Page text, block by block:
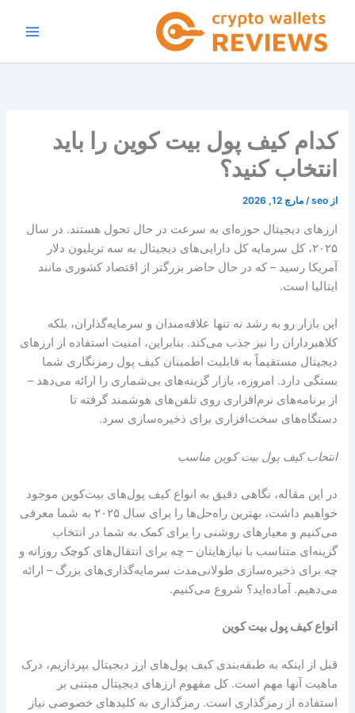
کدام کیف پول بیت کوین را باید
انتخاب کنید؟
ازseo
/مارچ 12, 2026
ارزهای دیجیتال حوزه‌ای به سرعت در حال تحول هستند. در سال
۲۰۲۵، کل سرمایه کل دارایی‌های دیجیتال به سه تریلیون دلار
آمریکا رسید – که در حال حاضر بزرگتر از اقتصاد کشوری مانند
ایتالیا است.
این بازار رو به رشد نه تنها علاقه‌مندان و سرمایه‌گذاران، بلکه
کلاهبرداران را نیز جذب می‌کند. بنابراین، امنیت استفاده از ارزهای
دیجیتال مستقیماً به قابلیت اطمینان کیف پول رمزنگاری شما
بستگی دارد. امروزه، بازار گزینه‌های بی‌شماری را ارائه می‌دهد –
از برنامه‌های نرم‌افزاری روی تلفن‌های هوشمند گرفته تا
دستگاه‌های سخت‌افزاری برای ذخیره‌سازی سرد.
انتخاب کیف پول بیت کوین مناسب
در این مقاله، نگاهی دقیق به انواع کیف پول‌های بیت‌کوین موجود
خواهیم داشت، بهترین راه‌حل‌ها را برای سال ۲۰۲۵ به شما معرفی
می‌کنیم و معیارهای روشنی را برای کمک به شما در انتخاب
گزینه‌ای متناسب با نیازهایتان – چه برای انتقال‌های کوچک روزانه و
چه برای ذخیره‌سازی طولانی‌مدت سرمایه‌گذاری‌های بزرگ – ارائه
می‌دهیم. آماده‌اید؟ شروع می‌کنیم.
انواع کیف پول بیت کوین
قبل از اینکه به طبقه‌بندی کیف پول‌های ارز دیجیتال بپردازیم، درک
ماهیت آنها مهم است. کل مفهوم ارزهای دیجیتال مبتنی بر
استفاده از رمزگذاری است. رمزگذاری به کلیدهای خصوصی نیاز